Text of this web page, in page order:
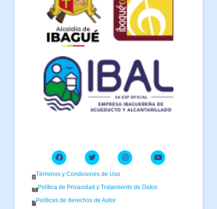
Términos y Condiciones de Uso
Política de Privacidad y Tratamiento de Datos
Políticas de derechos de Autor